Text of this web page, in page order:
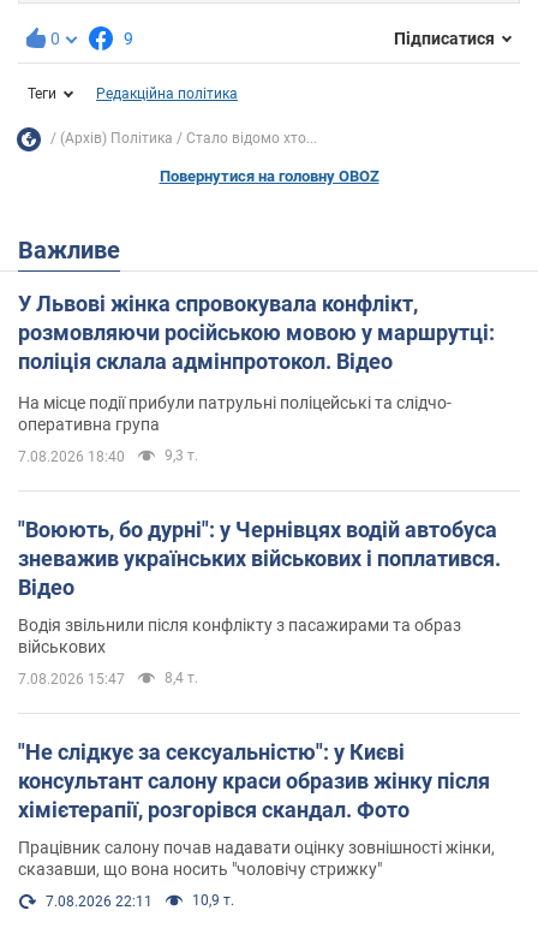
0 9 Підписатися
Теги Редакційна політика
(Архів) Політика Стало відомо хто...
Повернутися на головну OBOZ
Важливе
У Львові жінка спровокувала конфлікт,
розмовляючи російською мовою у маршрутці:
поліція склала адмінпротокол. Відео
На місце події прибули патрульні поліцейські та слідчо-
оперативна група
7.08.2026 18:40 9,3 т.
"Воюють, бо дурні": у Чернівцях водій автобуса
зневажив українських військових і поплатився.
Відео
Водія звільнили після конфлікту з пасажирами та образ
військових
7.08.2026 15:47 8,4 т.
"Не слідкує за сексуальністю": у Києві
консультант салону краси образив жінку після
хімієтерапії, розгорівся скандал. Фото
Працівник салону почав надавати оцінку зовнішності жінки,
сказавши, що вона носить "чоловічу стрижку"
7.08.2026 22:11 10,9 т.